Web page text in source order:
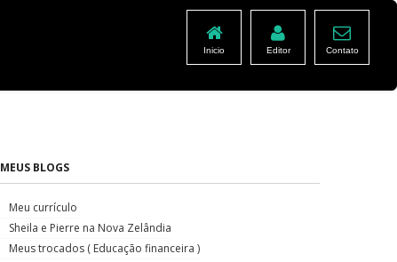
Inicio Editor Contato
MEUS BLOGS
Meu currículo
Sheila e Pierre na Nova Zelândia
Meus trocados ( Educação financeira )